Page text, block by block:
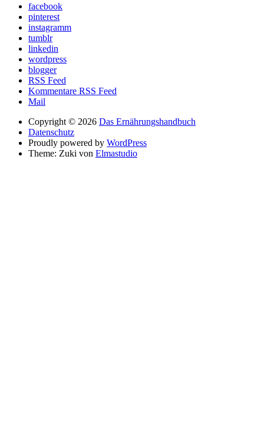
facebook
pinterest
instagramm
tumblr
linkedin
wordpress
blogger
RSS Feed
Kommentare RSS Feed
Mail
Copyright © 2026 Das Ernährungshandbuch
Datenschutz
Proudly powered by WordPress
Theme: Zuki von Elmastudio